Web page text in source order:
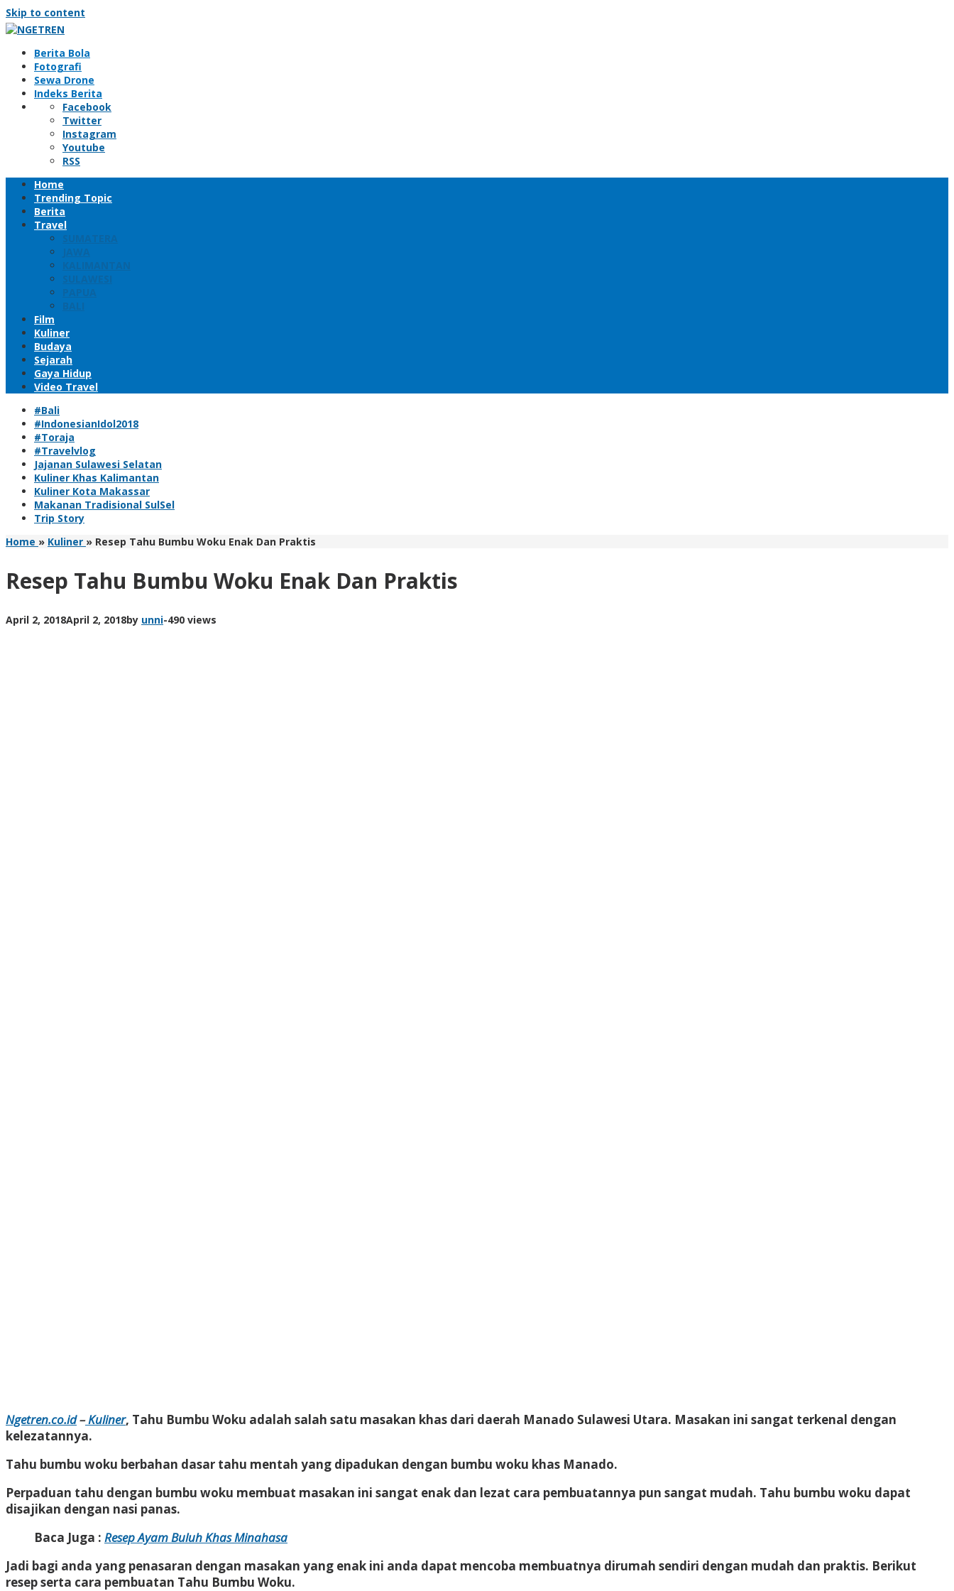
Skip to content
Berita Bola
Fotografi
Sewa Drone
Indeks Berita
Facebook
Twitter
Instagram
Youtube
RSS
Home
Trending Topic
Berita
Travel
SUMATERA
JAWA
KALIMANTAN
SULAWESI
PAPUA
BALI
Film
Kuliner
Budaya
Sejarah
Gaya Hidup
Video Travel
#Bali
#IndonesianIdol2018
#Toraja
#Travelvlog
Jajanan Sulawesi Selatan
Kuliner Khas Kalimantan
Kuliner Kota Makassar
Makanan Tradisional SulSel
Trip Story
Home » Kuliner » Resep Tahu Bumbu Woku Enak Dan Praktis
Resep Tahu Bumbu Woku Enak Dan Praktis
April 2, 2018April 2, 2018by unni-490 views
Ngetren.co.id–Kuliner, Tahu Bumbu Woku adalah salah satu masakan khas dari daerah Manado Sulawesi Utara. Masakan ini sangat terkenal dengan
kelezatannya.
Tahu bumbu woku berbahan dasar tahu mentah yang dipadukan dengan bumbu woku khas Manado.
Perpaduan tahu dengan bumbu woku membuat masakan ini sangat enak dan lezat cara pembuatannya pun sangat mudah. Tahu bumbu woku dapat
disajikan dengan nasi panas.
Baca Juga : Resep Ayam Buluh Khas Minahasa
Jadi bagi anda yang penasaran dengan masakan yang enak ini anda dapat mencoba membuatnya dirumah sendiri dengan mudah dan praktis. Berikut
resep serta cara pembuatan Tahu Bumbu Woku.